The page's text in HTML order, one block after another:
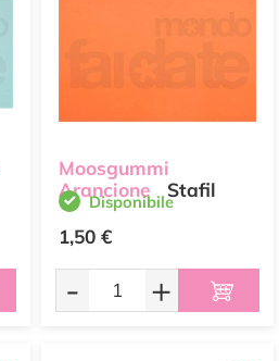
Moosgummi
Arancione
Stafil
Disponibile
1,50 €
- +